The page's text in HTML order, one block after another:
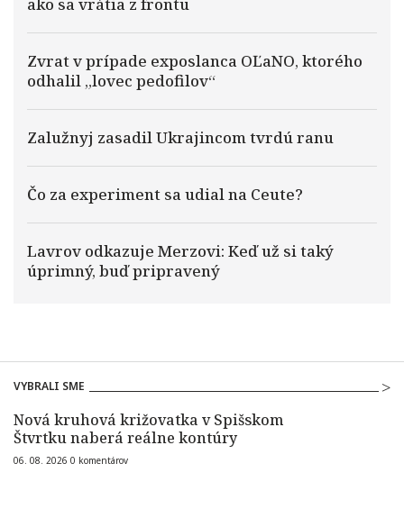
Zvrat v prípade exposlanca OĽaNO, ktorého
odhalil „lovec pedofilov“
Zalužnyj zasadil Ukrajincom tvrdú ranu
Čo za experiment sa udial na Ceute?
Lavrov odkazuje Merzovi: Keď už si taký
úprimný, buď pripravený
VYBRALI SME
Nová kruhová križovatka v Spišskom
Štvrtku naberá reálne kontúry
06. 08. 2026 0 komentárov